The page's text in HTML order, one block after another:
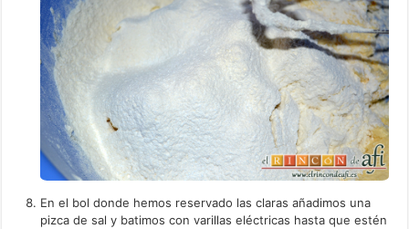
En el bol donde hemos reservado las claras añadimos una
pizca de sal y batimos con varillas eléctricas hasta que estén